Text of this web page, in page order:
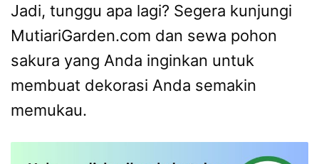
Jadi, tunggu apa lagi? Segera kunjungi
MutiariGarden.com dan sewa pohon
sakura yang Anda inginkan untuk
membuat dekorasi Anda semakin
memukau.